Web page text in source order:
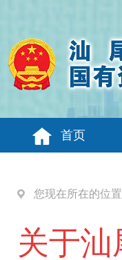
首页
您现在所在的位
关于